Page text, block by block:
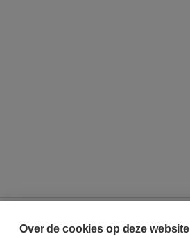
Over de cookies op deze website